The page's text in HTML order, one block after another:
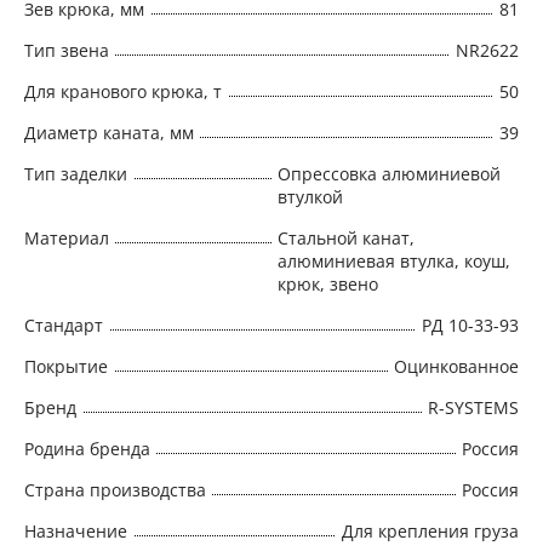
Зев крюка, мм
81
Тип звена
NR2622
Для кранового крюка, т
50
Диаметр каната, мм
39
Тип заделки
Опрессовка алюминиевой
втулкой
Материал
Стальной канат,
алюминиевая втулка, коуш,
крюк, звено
Стандарт
РД 10-33-93
Покрытие
Оцинкованное
Бренд
R-SYSTEMS
Родина бренда
Россия
Страна производства
Россия
Назначение
Для крепления груза